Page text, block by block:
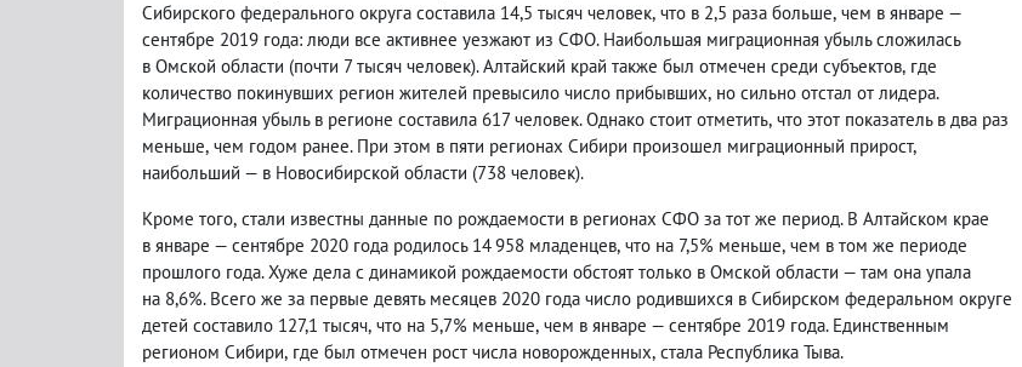
Сибирского федерального округа составила 14,5 тысяч человек, что в 2,5 раза больше, чем в январе —
сентябре 2019 года: люди все активнее уезжают из СФО. Наибольшая миграционная убыль сложилась
в Омской области (почти 7 тысяч человек). Алтайский край также был отмечен среди субъектов, где
количество покинувших регион жителей превысило число прибывших, но сильно отстал от лидера.
Миграционная убыль в регионе составила 617 человек. Однако стоит отметить, что этот показатель в два раз
меньше, чем годом ранее. При этом в пяти регионах Сибири произошел миграционный прирост,
наибольший — в Новосибирской области (738 человек).
Кроме того, стали известны данные по рождаемости в регионах СФО за тот же период. В Алтайском крае
в январе — сентябре 2020 года родилось 14 958 младенцев, что на 7,5% меньше, чем в том же периоде
прошлого года. Хуже дела с динамикой рождаемости обстоят только в Омской области — там она упала
на 8,6%. Всего же за первые девять месяцев 2020 года число родившихся в Сибирском федеральном округе
детей составило 127,1 тысяч, что на 5,7% меньше, чем в январе — сентябре 2019 года. Единственным
регионом Сибири, где был отмечен рост числа новорожденных, стала Республика Тыва.